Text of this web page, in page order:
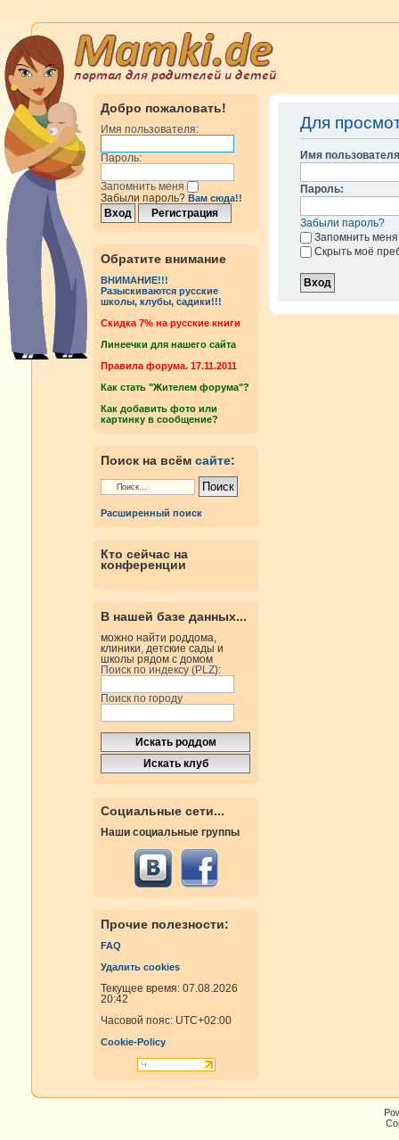
Добро пожаловать!
Имя пользователя:
Пароль:
Запомнить меня
Забыли пароль? Вам сюда!!
Обратите внимание
ВНИМАНИЕ!!!
Разыскиваются русские
школы, клубы, садики!!!
Cкидка 7% на русские книги
Линеечки для нашего сайта
Правила форума. 17.11.2011
Как стать "Жителем форума"?
Как добавить фото или
картинку в сообщение?
Поиск на всём сайте:
Расширенный поиск
Кто сейчас на
конференции
В нашей базе данных...
можно найти роддома,
клиники, детские сады и
школы рядом с домом
Поиск по индексу (PLZ):
Поиск по городу
Социальные сети...
Наши социальные группы
Прочие полезности:
FAQ
Удалить cookies
Текущее время: 07.08.2026
20:42
Часовой пояс: UTC+02:00
Cookie-Policy
Для
Имя
Пароль:
Забыли пароль?
Запомнить меня
Скрыть моё